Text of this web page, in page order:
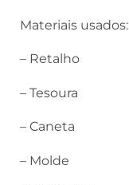
Materiais usados:
– Retalho
– Tesoura
– Caneta
– Molde